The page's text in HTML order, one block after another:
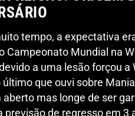
tempo, a expectativa
Campeonato Mundial na
a uma lesão forçou a
último que ouvi sobre
mas longe de ser
previsão de regresso em